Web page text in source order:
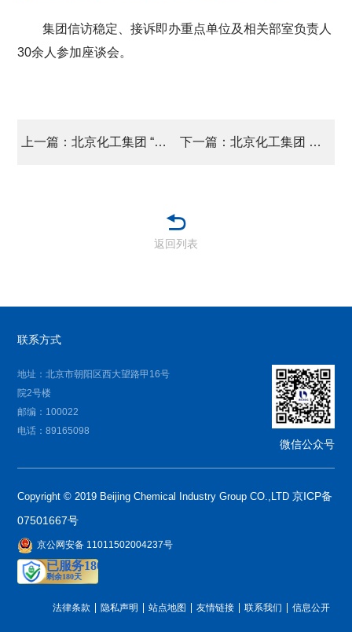
集团信访稳定、接诉即办重点单位及相关部室负责人
30余人参加座谈会。
上一篇：北京化工集团 “十五五”规划编制工作按下“快进键” 下一篇：北京化工集团 吹响决胜2025号角
返回列表
联系方式
地址：北京市朝阳区西大望路甲16号
院2号楼
邮编：100022
电话：89165098
微信公众号
Copyright © 2019 Beijing Chemical Industry Group CO.,LTD京ICP备
07501667号
京公网安备 11011502004237号
法律条款 隐私声明 站点地图 友情链接 联系我们 信息公开